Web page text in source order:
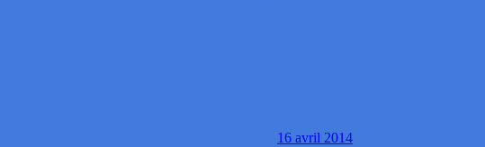
16 avril 2014